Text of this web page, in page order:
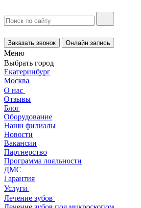
Заказать звонок Онлайн запись
Меню
Выбрать город
Екатеринбург
Москва
О нас
Отзывы
Блог
Оборудование
Наши филиалы
Новости
Вакансии
Партнерство
Программа лояльности
ДМС
Гарантия
Услуги
Лечение зубов